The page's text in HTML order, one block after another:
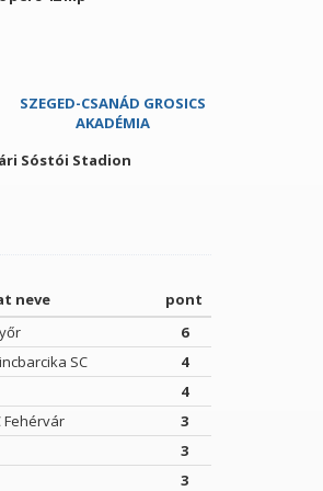
SZEGED-CSANÁD GROSICS
AKADÉMIA
Sóstói Stadion
neve
pont
6
SC
4
4
Fehérvár
3
3
3